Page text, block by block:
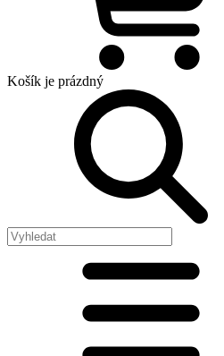
Košík je prázdný